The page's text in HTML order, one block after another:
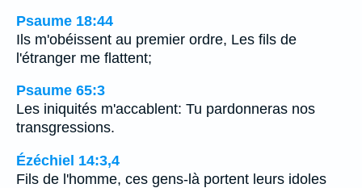
Psaume 18:44
Ils m'obéissent au premier ordre, Les fils de
l'étranger me flattent;
Psaume 65:3
Les iniquités m'accablent: Tu pardonneras nos
transgressions.
Ézéchiel 14:3,4
Fils de l'homme, ces gens-là portent leurs idoles